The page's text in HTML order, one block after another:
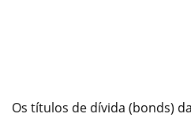
Os títulos de dívida (bonds)